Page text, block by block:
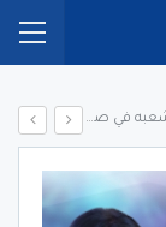
جوزيف سعد .. السيسي ينصت إلي شعبه في صمت